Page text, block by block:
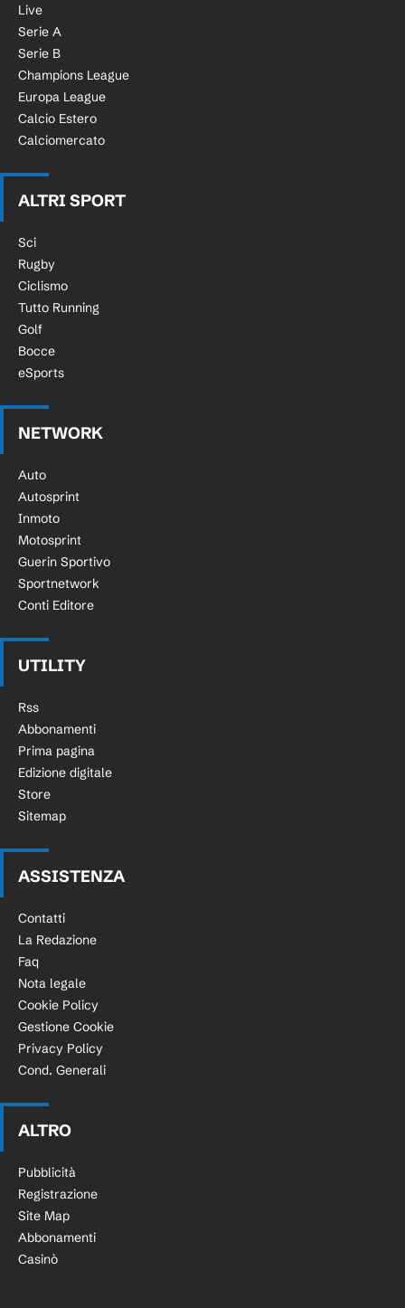
Live
Serie A
Serie B
Champions League
Europa League
Calcio Estero
Calciomercato
ALTRI SPORT
Sci
Rugby
Ciclismo
Tutto Running
Golf
Bocce
eSports
NETWORK
Auto
Autosprint
Inmoto
Motosprint
Guerin Sportivo
Sportnetwork
Conti Editore
UTILITY
Rss
Abbonamenti
Prima pagina
Edizione digitale
Store
Sitemap
ASSISTENZA
Contatti
La Redazione
Faq
Nota legale
Cookie Policy
Gestione Cookie
Privacy Policy
Cond. Generali
ALTRO
Pubblicità
Registrazione
Site Map
Abbonamenti
Casinò